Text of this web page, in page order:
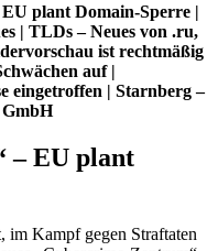
plant Domain-Sperre |
| TLDs – Neues von .ru,
ist rechtmäßig
auf |
eingetroffen | Starnberg –
– EU plant
im Kampf gegen Straftaten